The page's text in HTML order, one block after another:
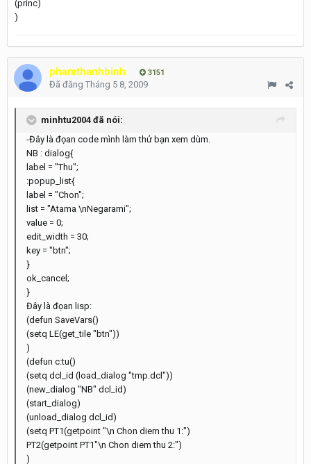
(princ)
)
phamthanhbinh 3151
Đã đăng Tháng 5 8, 2009
minhtu2004 đã nói:
-Đây là đọan code mình làm thử bạn xem dùm.
NB : dialog{
label = "Thu";
:popup_list{
label = "Chon";
list = "Atama \nNegarami";
value = 0;
edit_width = 30;
key = "btn";
}
ok_cancel;
}
Đây là đọan lisp:
(defun SaveVars()
(setq LE(get_tile "btn"))
)
(defun c:tu()
(setq dcl_id (load_dialog "tmp.dcl"))
(new_dialog "NB" dcl_id)
(start_dialog)
(unload_dialog dcl_id)
(setq PT1(getpoint "\n Chon diem thu 1:")
PT2(getpoint PT1"\n Chon diem thu 2:")
)